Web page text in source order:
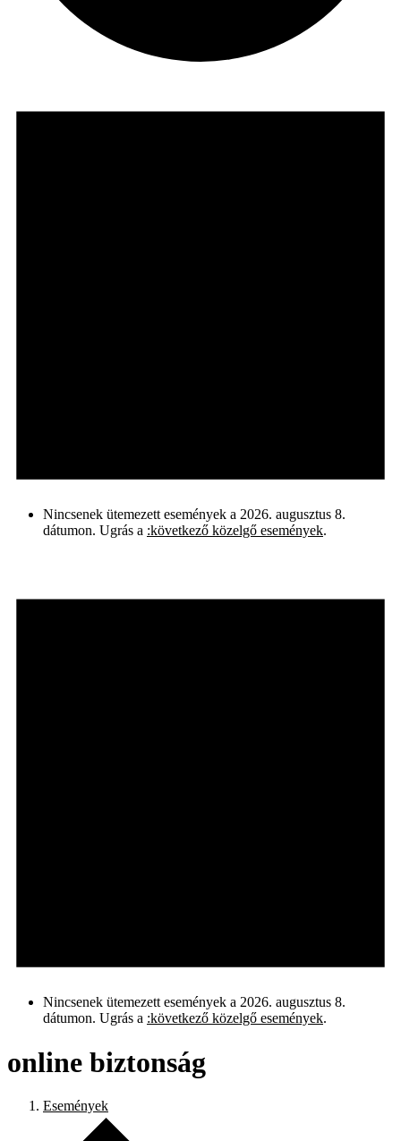
Nincsenek ütemezett események a 2026. augusztus 8.
dátumon. Ugrás a :következő közelgő események.
Nincsenek ütemezett események a 2026. augusztus 8.
dátumon. Ugrás a :következő közelgő események.
online biztonság
Események